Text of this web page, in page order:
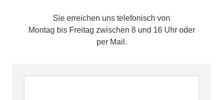
Sie erreichen uns telefonisch von
Montag bis Freitag zwischen 8 und 16 Uhr oder
per Mail.